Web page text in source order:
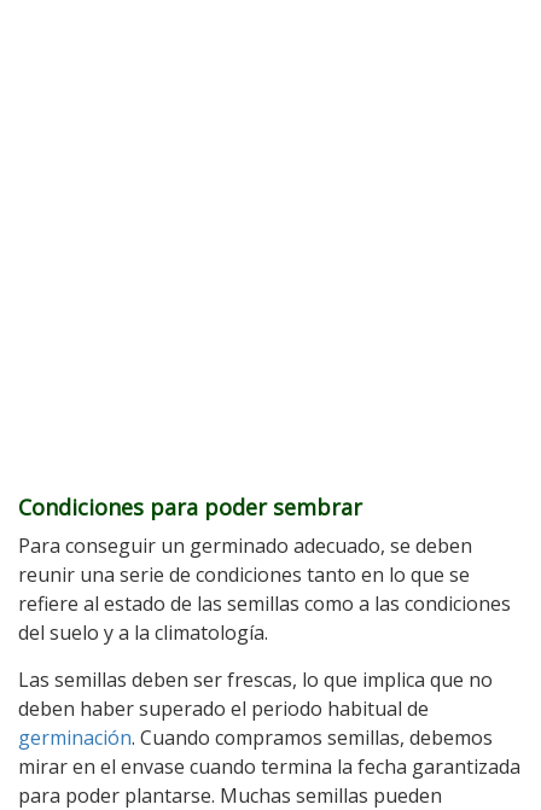
Condiciones para poder sembrar
Para conseguir un germinado adecuado, se deben
reunir una serie de condiciones tanto en lo que se
refiere al estado de las semillas como a las condiciones
del suelo y a la climatología.
Las semillas deben ser frescas, lo que implica que no
deben haber superado el periodo habitual de
germinación. Cuando compramos semillas, debemos
mirar en el envase cuando termina la fecha garantizada
para poder plantarse. Muchas semillas pueden